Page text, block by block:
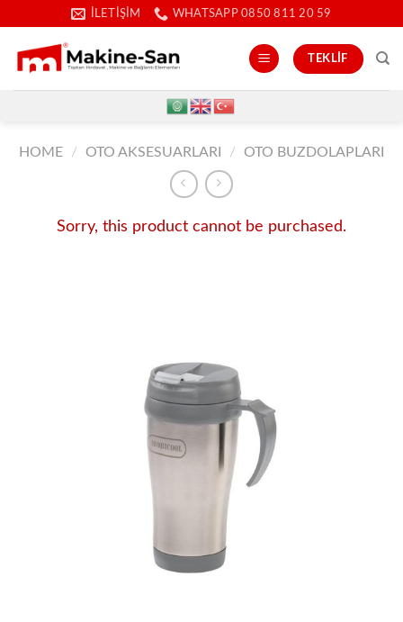
İLETIŞIM WHATSAPP 0850 811 20 59
TEKLIF
HOME / OTO AKSESUARLARI / OTO BUZDOLAPLARI
Sorry, this product cannot be purchased.